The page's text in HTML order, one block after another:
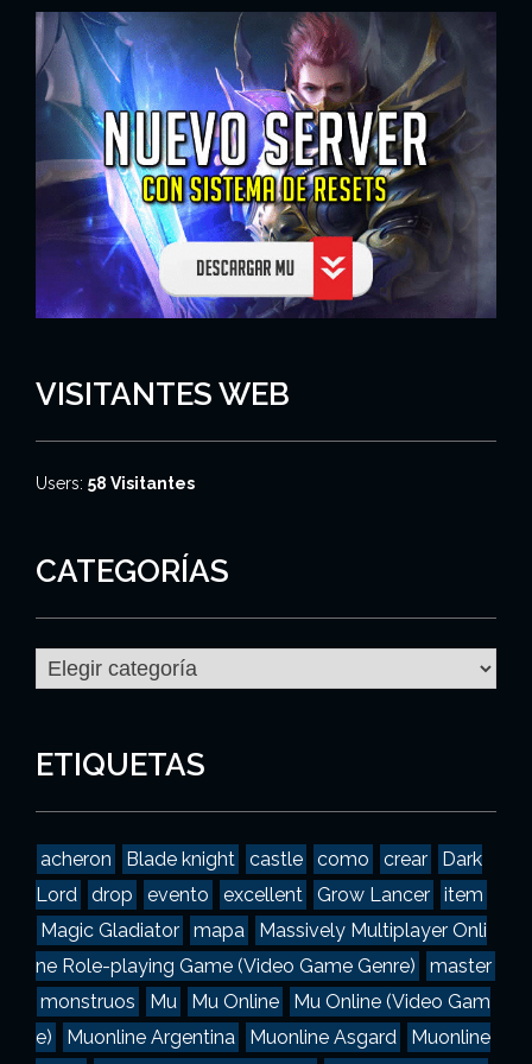
VISITANTES WEB
Users: 58 Visitantes
CATEGORÍAS
g
o
a
s
ETIQUETAS
acheron Blade knight castle como crear
Dark
Lord
drop evento excellent Grow Lancer
item
Magic Gladiator
mapa
Massively Multiplayer Onli
ne Role-playing Game (Video Game Genre)
master
monstruos
Mu Mu Online
Mu Online (Video Gam
e)
Muonline Argentina Muonline Asgard
Muonline